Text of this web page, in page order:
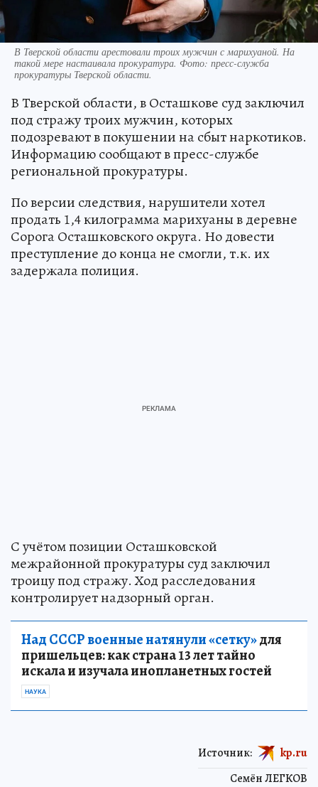
В Тверской области арестовали троих мужчин с марихуаной. На
такой мере настаивала прокуратура. Фото: пресс-служба
прокуратуры Тверской области.
В Тверской области, в Осташкове суд заключил
под стражу троих мужчин, которых
подозревают в покушении на сбыт наркотиков.
Информацию сообщают в пресс-службе
региональной прокуратуры.
По версии следствия, нарушители хотел
продать 1,4 килограмма марихуаны в деревне
Сорога Осташковского округа. Но довести
преступление до конца не смогли, т.к. их
задержала полиция.
С учётом позиции Осташковской
межрайонной прокуратуры суд заключил
троицу под стражу. Ход расследования
контролирует надзорный орган.
Над СССР военные натянули «сетку»для
пришельцев: как страна 13 лет тайно
искала и изучала инопланетных гостей
НАУКА
Семён ЛЕГКОВ
Источник: kp.ru